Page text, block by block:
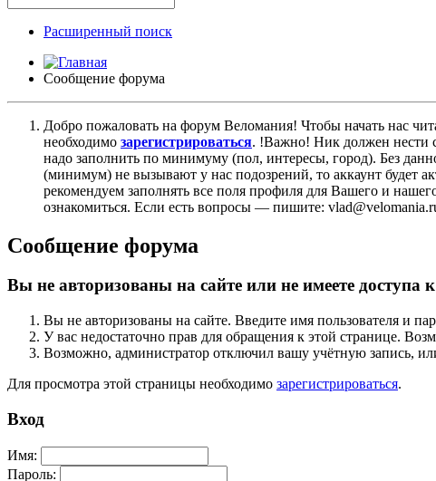
Расширенный поиск
Сообщение форума
Добро пожаловать на форум Веломания! Чтобы начать нас
необходимо зарегистрироваться. !Важно! Ник должен нести
надо заполнить по минимуму (пол, интересы, город). Без
(минимум) не вызывают у нас подозрений, то аккаунт будет
рекомендуем заполнять все поля профиля для Вашего и
ознакомиться. Если есть вопросы — пишите:
Сообщение форума
Вы не авторизованы на сайте или не имеете доступа
Вы не авторизованы на сайте. Введите имя пользователя и
У вас недостаточно прав для обращения к этой странице.
Возможно, администратор отключил вашу учётную запись,
Для просмотра этой страницы необходимо зарегистрироваться.
Вход
Имя:
Пароль: